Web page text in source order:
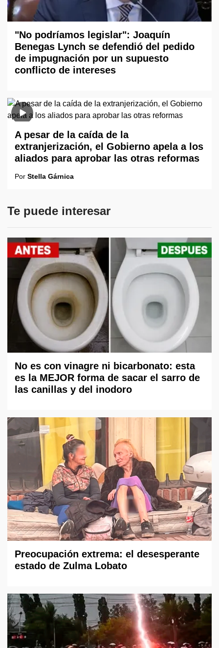
"No podríamos legislar": Joaquín
Benegas Lynch se defendió del pedido
de impugnación por un supuesto
conflicto de intereses
A pesar de la caída de la
extranjerización, el Gobierno apela a los
aliados para aprobar las otras reformas
Por Stella Gárnica
Te puede interesar
No es con vinagre ni bicarbonato: esta
es la MEJOR forma de sacar el sarro de
las canillas y del inodoro
Preocupación extrema: el desesperante
estado de Zulma Lobato